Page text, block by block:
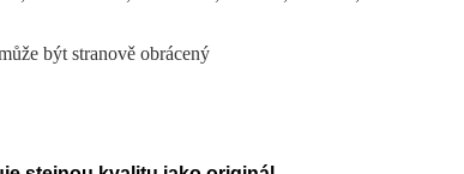
být stranově obrácený